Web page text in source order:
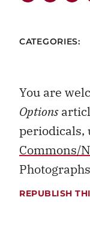
CATEGORIES:
You are
Options
periodicals,
Commons/
REPUBLISH